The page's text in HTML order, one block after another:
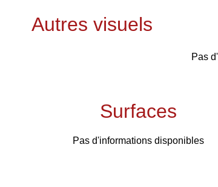
Autres visuels
Pas
Surfaces
Pas d'informations disponibles